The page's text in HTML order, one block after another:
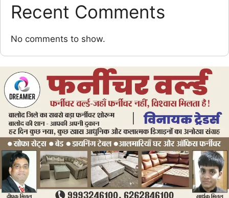
Recent Comments
No comments to show.